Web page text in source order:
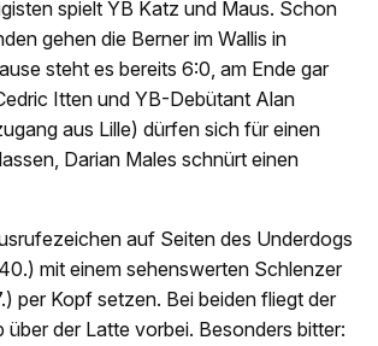
spielt YB Katz und Maus. Schon
gehen die Berner im Wallis in
steht es bereits 6:0, am Ende gar
Itten und YB-Debütant Alan
aus Lille) dürfen sich für einen
Darian Males schnürt einen
auf Seiten des Underdogs
mit einem sehenswerten Schlenzer
per Kopf setzen. Bei beiden fliegt der
über der Latte vorbei. Besonders bitter: